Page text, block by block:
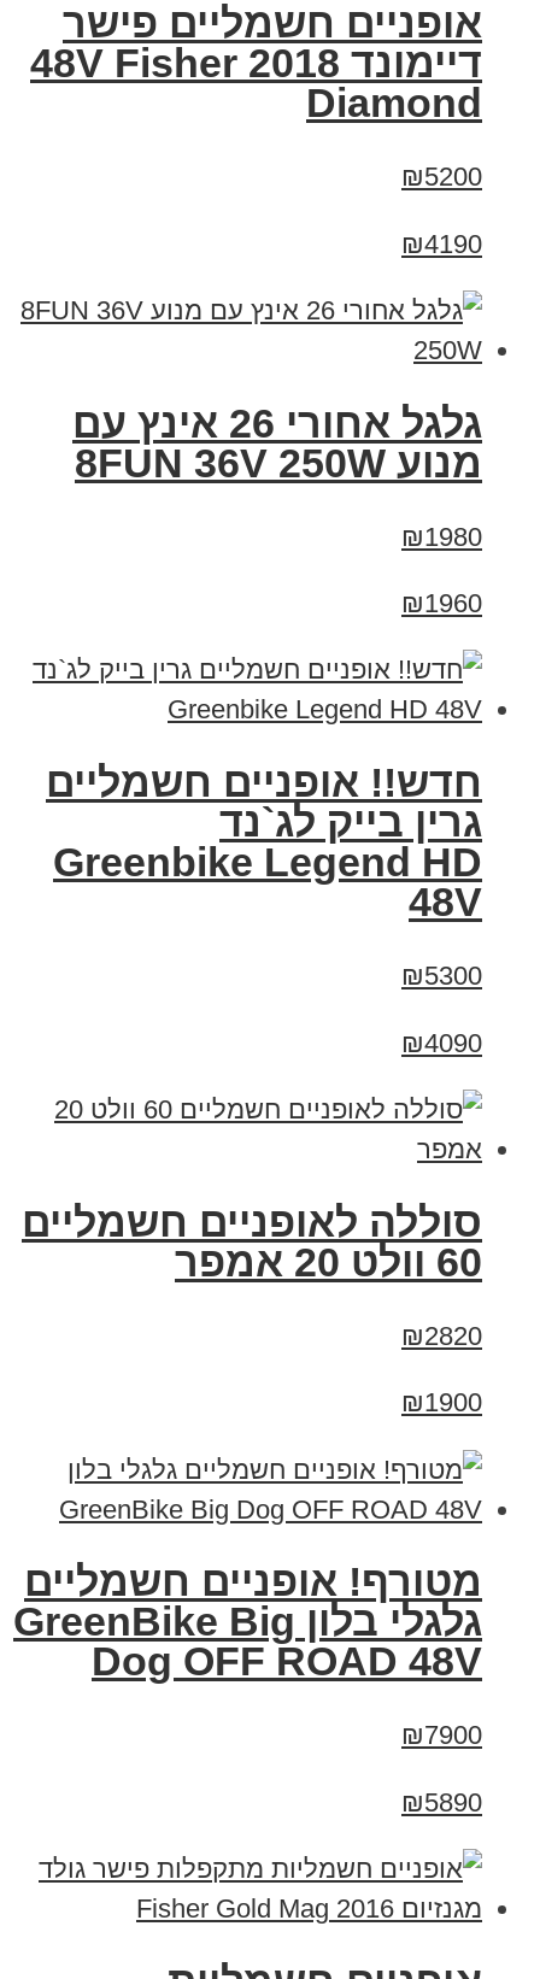
אופניים חשמליים פישר
דיימונד 2018 48V Fisher
Diamond
₪5200
₪4190
גלגל אחורי 26 אינץ עם
מנוע 8FUN 36V 250W
₪1980
₪1960
חדש!! אופניים חשמליים
גרין בייק לג`נד
Greenbike Legend HD
48V
₪5300
₪4090
סוללה לאופניים חשמליים
60 וולט 20 אמפר
₪2820
₪1900
מטורף! אופניים חשמליים
גלגלי בלון GreenBike Big
Dog OFF ROAD 48V
₪7900
₪5890